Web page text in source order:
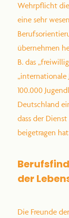
Wehrpflicht
eine sehr
übernehmen
B. das
„internationale
100.000
Deutschland
dass der
beigetragen
der
Die Freunde